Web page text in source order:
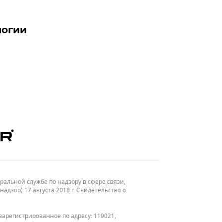
службе по надзору в сфере связи,
17 августа 2018 г. Свидетельство о
по адресу: 119021,